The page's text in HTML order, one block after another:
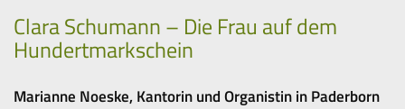
Clara Schumann – Die Frau auf dem
Hundertmarkschein
Marianne Noeske, Kantorin und Organistin in Paderborn